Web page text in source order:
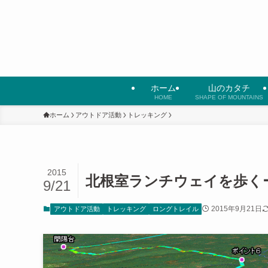
ホーム
HOME
山のカタチ
SHAPE OF MOUNTAINS
ホーム アウトドア活動 トレッキング
北根室ランチウェイを歩く
2015
9/21
アウトドア活動 トレッキング ロングトレイル 2015年9月21日